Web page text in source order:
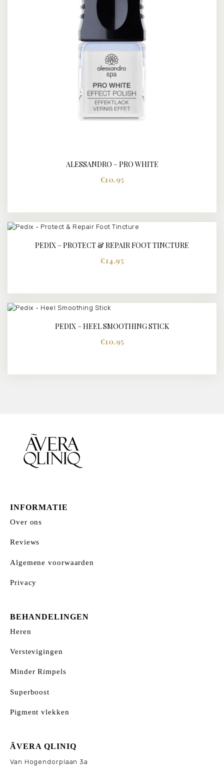
BUY NOW DETAILS
ALESSANDRO – PRO WHITE
€10.95
BUY NOW DETAILS
PEDIX – PROTECT & REPAIR FOOT TINCTURE
€14.95
BUY NOW DETAILS
PEDIX – HEEL SMOOTHING STICK
€10.95
INFORMATIE
Over ons
Reviews
Algemene voorwaarden
Privacy
BEHANDELINGEN
Heren
Verstevigingen
Minder Rimpels
Superboost
Pigment vlekken
ÃVERA QLINIQ
Van Hogendorplaan 3a